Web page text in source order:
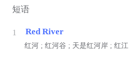
短语
1 Red River
红河 ; 红河谷 ; 天是红河岸 ; 红江